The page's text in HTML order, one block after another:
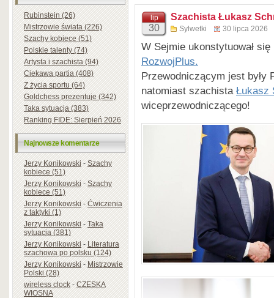
Rubinstein (26)
Mistrzowie świata (226)
Szachy kobiece (51)
Polskie talenty (74)
Artysta i szachista (94)
Ciekawa partia (408)
Z życia sportu (64)
Goldchess prezentuje (342)
Taka sytuacja (383)
Ranking FIDE: Sierpień 2026
Najnowsze komentarze
Jerzy Konikowski-Szachy
kobiece (51)
Jerzy Konikowski-Szachy
kobiece (51)
Jerzy Konikowski-Ćwiczenia
z taktyki (1)
Jerzy Konikowski-Taka
sytuacja (381)
Jerzy Konikowski-Literatura
szachowa po polsku (124)
Jerzy Konikowski-Mistrzowie
Polski (28)
wireless clock-CZESKA
WIOSNA
Wojciech Traczewski
lip
30
Szachista Łukasz
Sylwetki 30 lipca 2026
W Sejmie ukonstytuował
RozwojPlus.
Przewodniczącym jest były
natomiast szachista Łukasz
wiceprzewodniczącego!